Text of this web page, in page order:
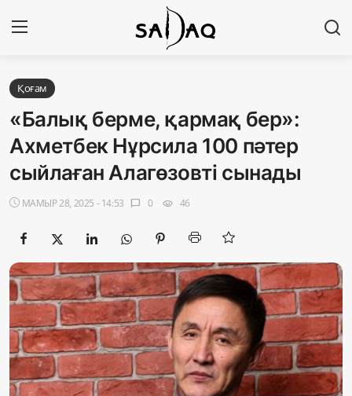
Редакциялық байланыстар
Материалдарды қолдану тәртібі
Саясат
Sadaq TV
Экономика
Жаңалықтар
Қоғам
«Балық берме, қармақ бер»:
Ахметбек Нұрсила 100 пәтер
сыйлаған Алагөзовті сынады
МАМЫР 28, 2025 - 14:53 chat_bubble 0 visibility 46